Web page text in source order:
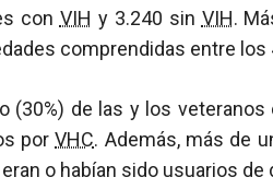
con VIH y 3.240 sin VIH.
comprendidas entre los
(30%) de las y los
porVHC. Además, más de
o habían sido usuarios de